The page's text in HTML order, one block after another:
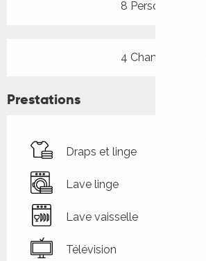
8 Personne(s)
4 Chambre(s)
Prestations
Draps et linge
Lave linge
Lave vaisselle
Télévision